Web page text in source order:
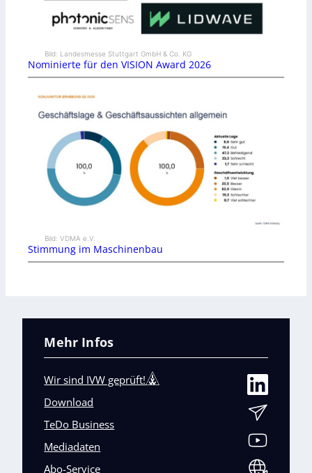
Bild: Landesmesse Stuttgart GmbH & Co. KG
Nominierte für den VISION Award 2026
Bild: VDMA e.V.
Stimmung im Maschinenbau
Mehr Infos
Wir sind IVW geprüft!
Download
TeDo Business
Mediadaten
Abo-Service